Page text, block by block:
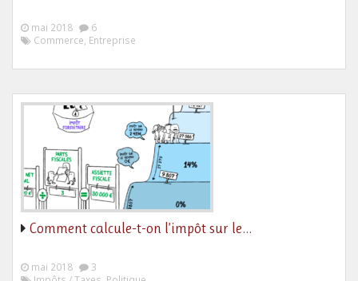
mai 2018
6
Commerce, Entreprise
Comment calcule-t-on l’impôt sur le…
mai 2018
3